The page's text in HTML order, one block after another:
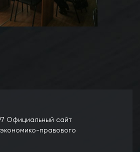
Официальный сайт
правового